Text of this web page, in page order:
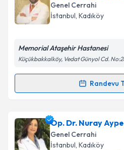
E-posta Adresiniz
Kişisel verilerimin
Metni'ni okudum ve
kapsamda işlenmesini
Genel Cerrahi
İstanbul, Kadıköy
Memorial Ataşehir Hastanesi
Küçükbakkalköy, Vedat Günyol Cd.
Randevu
Randevu Takvimi
Op. Dr. Vahit Mutluiçin
oluşturun. Size bu uzmandan
takvim hazırlandığında e-
Op. Dr. Nuray
Genel Cerrahi
İstanbul, Kadıköy